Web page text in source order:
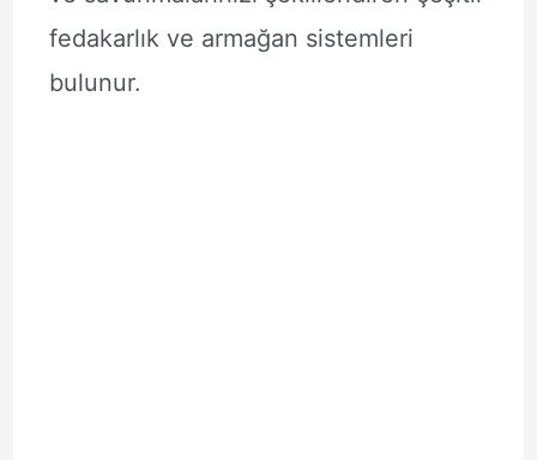
fedakarlık ve armağan sistemleri
bulunur.